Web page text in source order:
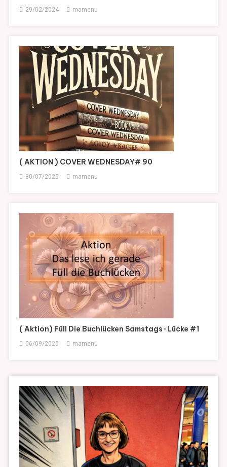
29/02/2024 mamenu
( AKTION ) COVER WEDNESDAY# 90
30/07/2025 mamenu
( Aktion) Füll Die Buchlücken Samstags-Lücke #1
06/09/2025 mamenu